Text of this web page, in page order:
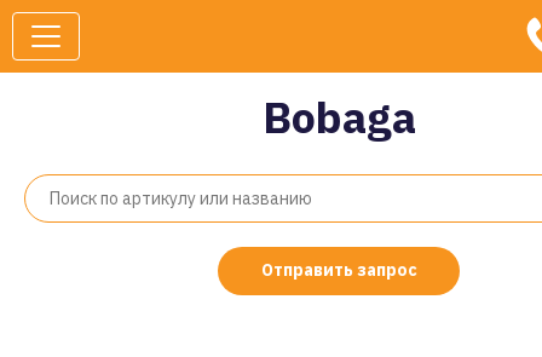
Bobaga
Отправить запрос